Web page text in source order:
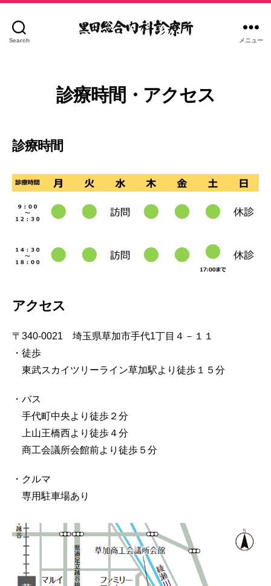
Search メニュー
診療時間・アクセス
診療時間
アクセス
〒340-0021 埼玉県草加市手代1丁目４－１１
・徒歩
東武スカイツリーライン草加駅より徒歩１５分
・バス
手代町中央より徒歩２分
上山王橋西より徒歩４分
商工会議所会館前より徒歩５分
・クルマ
専用駐車場あり